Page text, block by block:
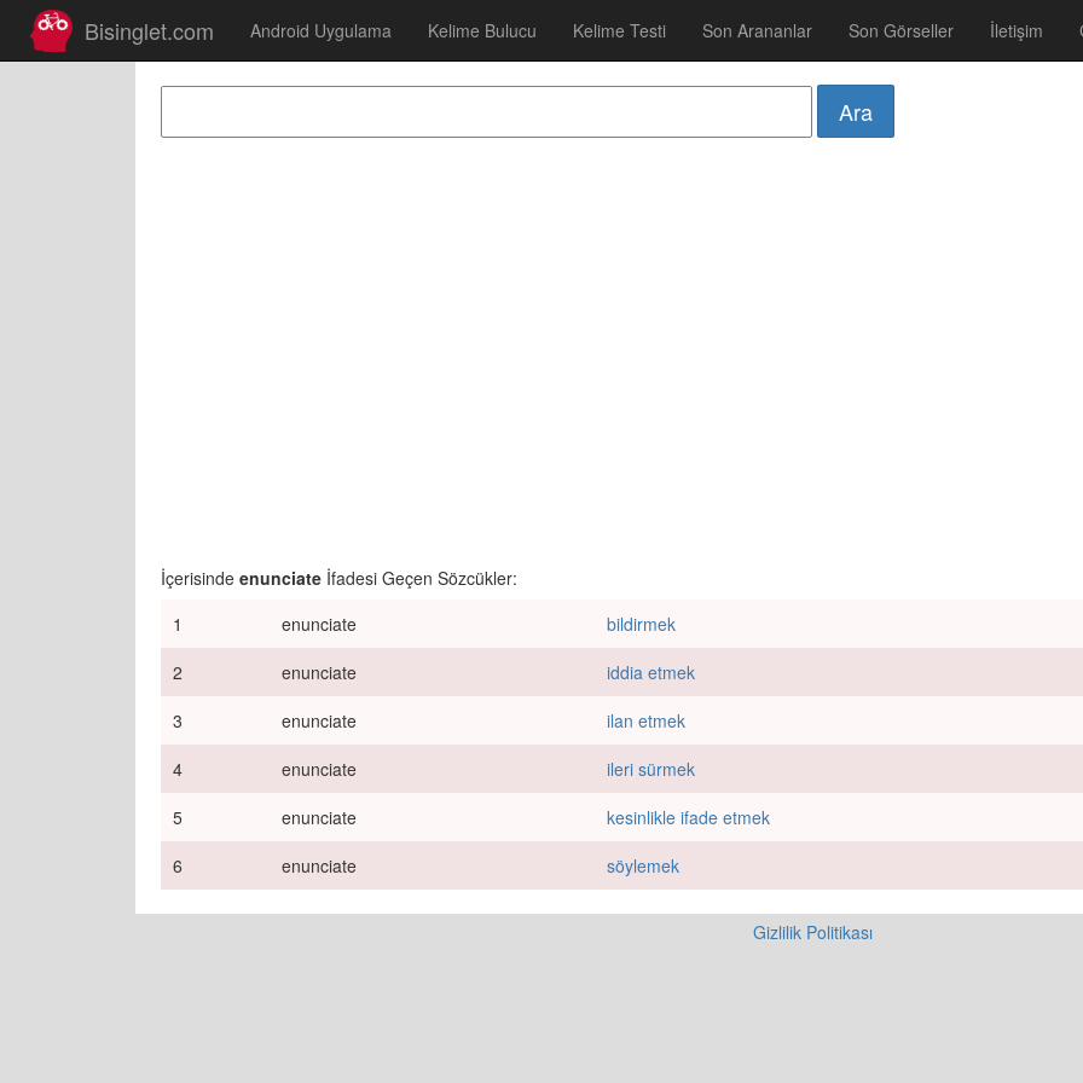
Bisinglet.com Android Uygulama Kelime Bulucu Kelime Testi Son Arananlar Son Görseller İletişim
İçerisinde enunciate İfadesi Geçen Sözcükler:
1
enunciate
bildirmek
2
enunciate
iddia etmek
3
enunciate
ilan etmek
4
enunciate
ileri sürmek
5
enunciate
kesinlikle ifade etmek
6
enunciate söylemek
Gizlilik Politikası